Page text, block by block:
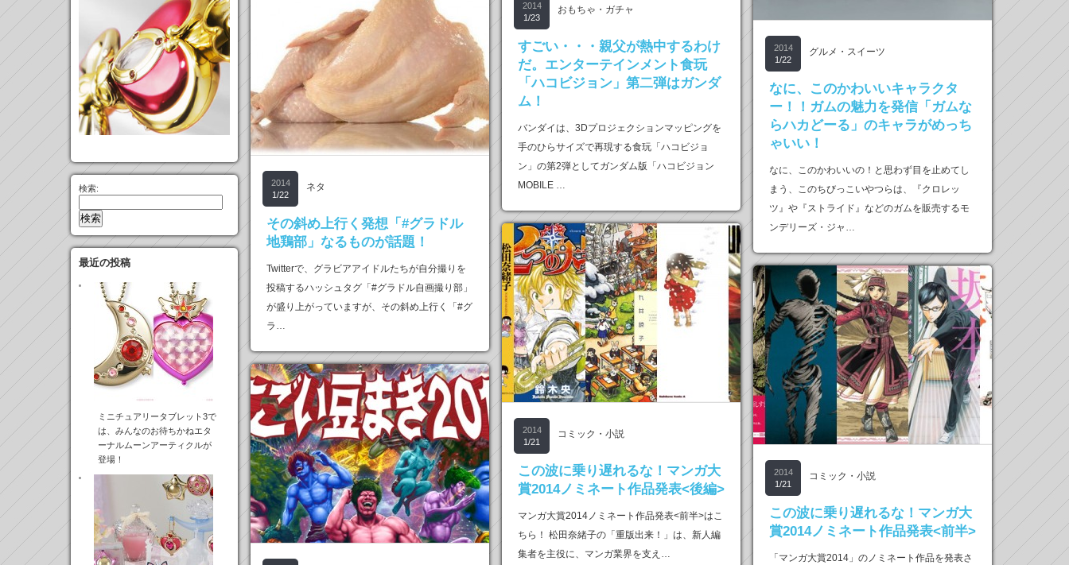
検索:
最近の投稿
ミニチュアリータブレット3で
は、みんなのお待ちかねエタ
ーナルムーンアーティクルが
登場！
2014
1/23
おもちゃ・ガチャ
すごい・・・親父が熱中するわけ
だ。エンターテインメント食玩
「ハコビジョン」第二弾はガンダ
ム！
バンダイは、3Dプロジェクションマッピングを
手のひらサイズで再現する食玩「ハコビジョ
ン」の第2弾としてガンダム版「ハコビジョン
MOBILE …
2014
1/22
グルメ・スイーツ
なに、このかわいいキャラクタ
ー！！ガムの魅力を発信「ガムな
らハカどーる」のキャラがめっち
ゃいい！
なに、このかわいいの！と思わず目を止めてし
まう、このちびっこいやつらは、『クロレッ
ツ』や『ストライド』などのガムを販売するモ
ンデリーズ・ジャ…
2014
1/22
ネタ
その斜め上行く発想「#グラドル
地鶏部」なるものが話題！
Twitterで、グラビアアイドルたちが自分撮りを
投稿するハッシュタグ「#グラドル自画撮り部」
が盛り上がっていますが、その斜め上行く「#グ
ラ…
2014
1/21
コミック・小説
この波に乗り遅れるな！マンガ大
賞2014ノミネート作品発表<後編>
マンガ大賞2014ノミネート作品発表<前半>はこ
ちら！ 松田奈緒子の「重版出来！」は、新人編
集者を主役に、マンガ業界を支え…
2014
1/21
コミック・小説
この波に乗り遅れるな！マンガ大
賞2014ノミネート作品発表<前半>
「マンガ大賞2014」のノミネート作品を発表さ